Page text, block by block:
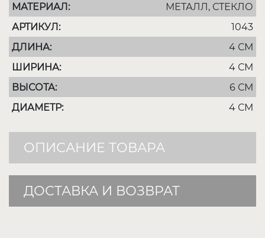
МАТЕРИАЛ:
МЕТАЛЛ, СТЕКЛО
АРТИКУЛ:
1043
ДЛИНА:
4 СМ
ШИРИНА:
4 СМ
ВЫСОТА:
6 СМ
ДИАМЕТР:
4 СМ
ОПИСАНИЕ ТОВАРА
ДОСТАВКА И ВОЗВРАТ